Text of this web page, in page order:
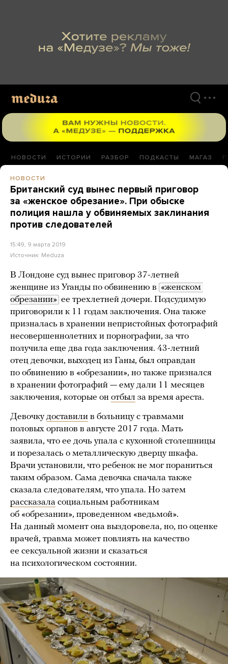
НОВОСТИ ИСТОРИИ РАЗБОР ПОДКАСТЫ МАГАЗ
НОВОСТИ
Британский суд вынес первый приговор
за «женское обрезание». При обыске
полиция нашла у обвиняемых заклинания
против следователей
15:49, 9 марта 2019
Источник: Meduza
В Лондоне суд вынес приговор 37-летней
женщине из Уганды по обвинению в «женском
обрезании» ее трехлетней дочери. Подсудимую
приговорили к 11 годам заключения. Она также
призналась в хранении непристойных фотографий
несовершеннолетних и порнографии, за что
получила еще два года заключения. 43-летний
отец девочки, выходец из Ганы, был оправдан
по обвинению в «обрезании», но также признался
в хранении фотографий — ему дали 11 месяцев
заключения, которые он отбыл за время ареста.
Девочкудоставили в больницу с травмами
половых органов в августе 2017 года. Мать
заявила, что ее дочь упала с кухонной столешницы
и порезалась о металлическую дверцу шкафа.
Врачи установили, что ребенок не мог пораниться
таким образом. Сама девочка сначала также
сказала следователям, что упала. Но затем
рассказала социальным работникам
об «обрезании», проведенном «ведьмой».
На данный момент она выздоровела, но, по оценке
врачей, травма может повлиять на качество
ее сексуальной жизни и сказаться
на психологическом состоянии.